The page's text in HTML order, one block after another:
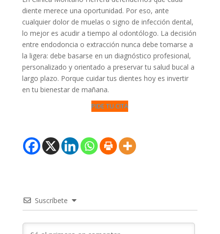
diente merece una oportunidad. Por eso, ante
cualquier dolor de muelas o signo de infección dental,
lo mejor es acudir a tiempo al odontólogo. La decisión
entre endodoncia o extracción nunca debe tomarse a
la ligera: debe basarse en un diagnóstico profesional,
personalizado y orientado a preservar tu salud bucal a
largo plazo. Porque cuidar tus dientes hoy es invertir
en tu bienestar de mañana.
PIDE TU CITA
Suscríbete